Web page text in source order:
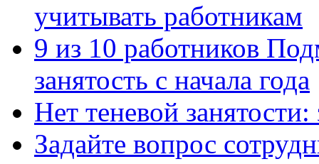
учитывать работникам
9 из 10 работников
занятость с начала года
Нет теневой
Задайте вопрос